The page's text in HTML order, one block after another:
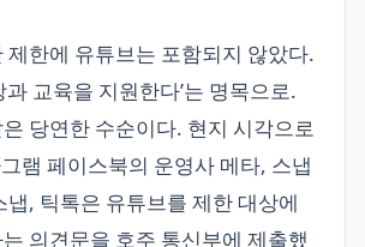
제한에 유튜브는 포함되지 않았다.
과 교육을 지원한다’는 명목으로.
당연한 수순이다. 현지 시각으로
램 페이스북의 운영사 메타, 스냅
냅, 틱톡은 유튜브를 제한 대상에
의견문을 호주 통신부에 제출했